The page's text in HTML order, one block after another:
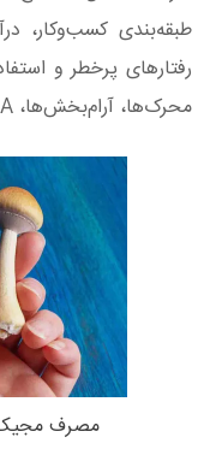
طبقه‌بندی کسب‌وکار،
رفتارهای پرخطر و
محرک‌ها، آرام‌بخش‌ها، PCP، MDMA و هروئین).
مصرف مجیک